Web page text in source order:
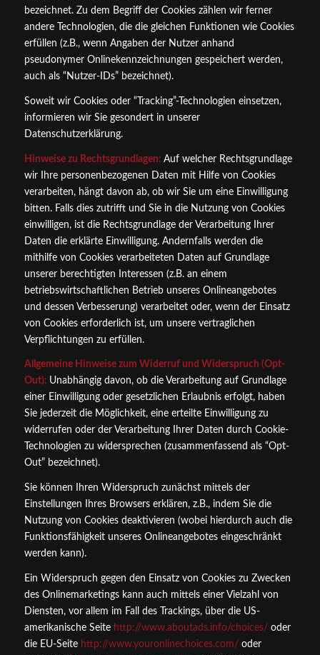
bezeichnet. Zu dem Begriff der Cookies zählen wir ferner
andere Technologien, die die gleichen Funktionen wie Cookies
erfüllen (z.B., wenn Angaben der Nutzer anhand
pseudonymer Onlinekennzeichnungen gespeichert werden,
auch als “Nutzer-IDs” bezeichnet).
Soweit wir Cookies oder “Tracking”-Technologien einsetzen,
informieren wir Sie gesondert in unserer
Datenschutzerklärung.
Hinweise zu Rechtsgrundlagen: Auf welcher Rechtsgrundlage
wir Ihre personenbezogenen Daten mit Hilfe von Cookies
verarbeiten, hängt davon ab, ob wir Sie um eine Einwilligung
bitten. Falls dies zutrifft und Sie in die Nutzung von Cookies
einwilligen, ist die Rechtsgrundlage der Verarbeitung Ihrer
Daten die erklärte Einwilligung. Andernfalls werden die
mithilfe von Cookies verarbeiteten Daten auf Grundlage
unserer berechtigten Interessen (z.B. an einem
betriebswirtschaftlichen Betrieb unseres Onlineangebotes
und dessen Verbesserung) verarbeitet oder, wenn der Einsatz
von Cookies erforderlich ist, um unsere vertraglichen
Verpflichtungen zu erfüllen.
Allgemeine Hinweise zum Widerruf und Widerspruch (Opt-
Out): Unabhängig davon, ob die Verarbeitung auf Grundlage
einer Einwilligung oder gesetzlichen Erlaubnis erfolgt, haben
Sie jederzeit die Möglichkeit, eine erteilte Einwilligung zu
widerrufen oder der Verarbeitung Ihrer Daten durch Cookie-
Technologien zu widersprechen (zusammenfassend als “Opt-
Out” bezeichnet).
Sie können Ihren Widerspruch zunächst mittels der
Einstellungen Ihres Browsers erklären, z.B., indem Sie die
Nutzung von Cookies deaktivieren (wobei hierdurch auch die
Funktionsfähigkeit unseres Onlineangebotes eingeschränkt
werden kann).
Ein Widerspruch gegen den Einsatz von Cookies zu Zwecken
des Onlinemarketings kann auch mittels einer Vielzahl von
Diensten, vor allem im Fall des Trackings, über die US-
amerikanische Seite http://www.aboutads.info/choices/ oder
die EU-Seite http://www.youronlinechoices.com/ oder